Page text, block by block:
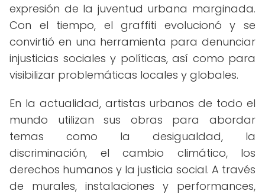
expresión de la juventud urbana marginada.
Con el tiempo, el graffiti evolucionó y se
convirtió en una herramienta para denunciar
injusticias sociales y políticas, así como para
visibilizar problemáticas locales y globales.
En la actualidad, artistas urbanos de todo el
mundo utilizan sus obras para abordar
temas como la desigualdad, la
discriminación, el cambio climático, los
derechos humanos y la justicia social. A través
de murales, instalaciones y performances,